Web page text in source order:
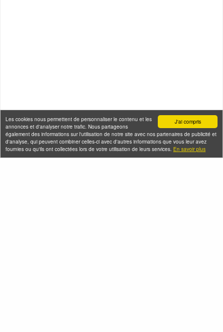
J'ai compris
Les cookies nous permettent de personnaliser le contenu et les
annonces et d'analyser notre trafic. Nous partageons
également des informations sur l'utilisation de notre site avec nos partenaires de publicité et
d'analyse, qui peuvent combiner celles-ci avec d'autres informations que vous leur avez
fournies ou qu'ils ont collectées lors de votre utilisation de leurs services. En savoir plus